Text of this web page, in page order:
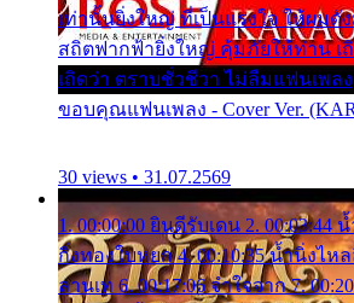
เท่านั้นยิ่งใหญ่ ที่เป็นแรงใจ ให้ผมดั
สถิตฟากฟ้ายิ่งใหญ่ คุ้มภัยให้ท่าน เ
เถิดว่า ตราบชั่วชีวา ไม่ลืมแฟนเพลง
ขอบคุณแฟนเพลง - Cover Ver.
30 views • 31.07.2569
1. 00:00:00 ยินดีรับเดน 2. 00:03:44
กิ่งทองใบหยก 4. 00:10:35 น้ำนิ่งไห
ลานเท 6. 00:17:06 จำใจจาก 7.